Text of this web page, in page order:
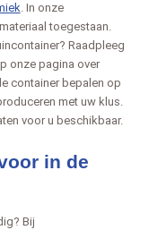
. In onze
toegestaan.
Raadpleeg
onze pagina over
container bepalen op
met uw klus.
voor u beschikbaar.
in de
Bij